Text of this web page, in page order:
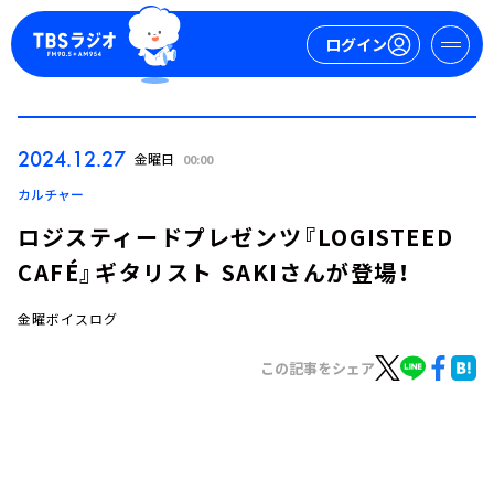
ログイン
2024.12.27 金曜日 00:00
カルチャー
ロジスティードプレゼンツ『LOGISTEED
CAFÉ』ギタリスト SAKIさんが登場！
金曜ボイスログ
この記事をシェア